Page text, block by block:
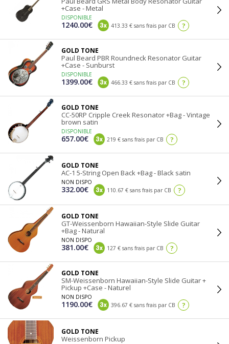
+Case - Metal
DISPONIBLE
1240.00€ 413.33 € sans frais par CB ?
GOLD TONE
Paul Beard PBR Roundneck Resonator Guitar
+Case - Sunburst
DISPONIBLE
1399.00€ 466.33 € sans frais par CB ?
GOLD TONE
CC-50RP Cripple Creek Resonator +Bag - Vintage
brown satin
DISPONIBLE
657.00€ 219 € sans frais par CB ?
GOLD TONE
AC-1 5-String Open Back +Bag - Black satin
NON DISPO
332.00€ 110.67 € sans frais par CB ?
GOLD TONE
GT-Weissenborn Hawaiian-Style Slide Guitar
+Bag - Natural
NON DISPO
381.00€ 127 € sans frais par CB ?
GOLD TONE
SM-Weissenborn Hawaiian-Style Slide Guitar +
Pickup +Case - Naturel
NON DISPO
1190.00€ 396.67 € sans frais par CB ?
GOLD TONE
Weissenborn Pickup